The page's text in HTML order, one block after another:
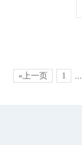
«上一页 1 ...